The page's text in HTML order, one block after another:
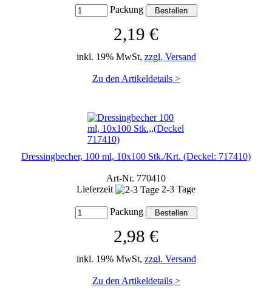
Packung
2,19 €
inkl. 19% MwSt, zzgl. Versand
Zu den Artikeldetails >
Dressingbecher, 100 ml, 10x100 Stk./Krt. (Deckel: 717410)
Art-Nr. 770410
Lieferzeit
2-3 Tage
Packung
2,98 €
inkl. 19% MwSt, zzgl. Versand
Zu den Artikeldetails >